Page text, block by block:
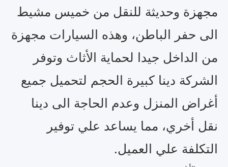
مجهزة وحديثة للنقل من خميس مشيط
الى حفر الباطن، وهذه السيارات مجهزة
من الداخل جيدا لحماية الأثاث وتوفر
الشركة دينا كبيرة الحجم لتحميل جميع
أغراض المنزل وعدم الحاجة الى دينا
نقل أخري، مما يساعد علي توفير
التكلفة علي العميل.